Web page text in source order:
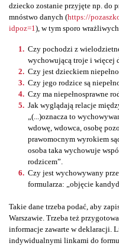
dziecko zostanie przyjęte np. do
mnóstwo danych (https://
idpoz=1), w tym sporo
Czy pochodzi z
wychowującą troje i więcej
Czy jest dzieckiem
Czy jego rodzice są
Czy ma niepełnosprawne
Jak wyglądają relacje
„(...)oznacza to
wdowę, wdowca, osobę
prawomocnym wyrokiem
osoba taka wychowuje
rodzicem”.
Czy jest wychowywany
formularza: „objęcie
Takie dane trzeba podać, aby
Warszawie. Trzeba też
informacje zawarte w deklaracji.
indywidualnymi linkami do